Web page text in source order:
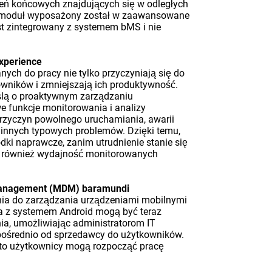
końcowych znajdujących się w odległych
wyposażony został w zaawansowane
zintegrowany z systemem bMS i nie
do pracy nie tylko przyczyniają się do
i zmniejszają ich produktywność.
o proaktywnym zarządzaniu
funkcje monitorowania i analizy
powolnego uruchamiania, awarii
typowych problemów. Dzięki temu,
naprawcze, zanim utrudnienie stanie się
wydajność monitorowanych
(MDM) baramundi
do zarządzania urządzeniami mobilnymi
z systemem Android mogą być teraz
umożliwiając administratorom IT
od sprzedawcy do użytkowników.
użytkownicy mogą rozpocząć pracę